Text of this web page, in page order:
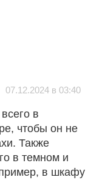
07.12.2024 в 03:40
в
чтобы он не
Также
в темном и
в шкафу